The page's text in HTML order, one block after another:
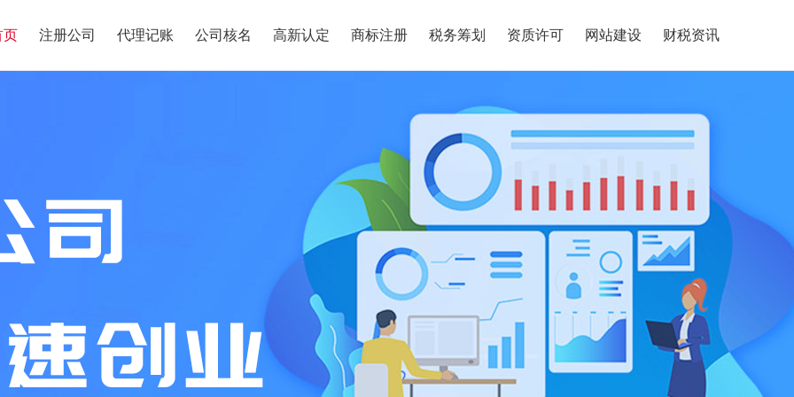
页 注册公司 代理记账 公司核名 高新认定 商标注册 税务筹划 资质许可 网站建设 财税资讯